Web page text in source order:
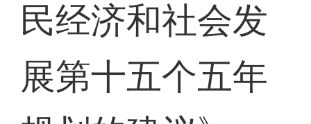
民经济和社会发
展第十五个五年